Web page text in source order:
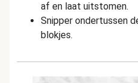
af en laat uitstomen.
Snipper ondertussen
blokjes.